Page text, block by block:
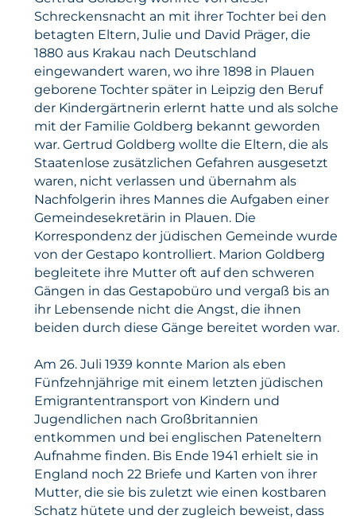
Schreckensnacht an mit ihrer Tochter bei den
betagten Eltern, Julie und David Präger, die
1880 aus Krakau nach Deutschland
eingewandert waren, wo ihre 1898 in Plauen
geborene Tochter später in Leipzig den Beruf
der Kindergärtnerin erlernt hatte und als solche
mit der Familie Goldberg bekannt geworden
war. Gertrud Goldberg wollte die Eltern, die als
Staatenlose zusätzlichen Gefahren ausgesetzt
waren, nicht verlassen und übernahm als
Nachfolgerin ihres Mannes die Aufgaben einer
Gemeindesekretärin in Plauen. Die
Korrespondenz der jüdischen Gemeinde wurde
von der Gestapo kontrolliert. Marion Goldberg
begleitete ihre Mutter oft auf den schweren
Gängen in das Gestapobüro und vergaß bis an
ihr Lebensende nicht die Angst, die ihnen
beiden durch diese Gänge bereitet worden war.
Am 26. Juli 1939 konnte Marion als eben
Fünfzehnjährige mit einem letzten jüdischen
Emigrantentransport von Kindern und
Jugendlichen nach Großbritannien
entkommen und bei englischen Pateneltern
Aufnahme finden. Bis Ende 1941 erhielt sie in
England noch 22 Briefe und Karten von ihrer
Mutter, die sie bis zuletzt wie einen kostbaren
Schatz hütete und der zugleich beweist, dass